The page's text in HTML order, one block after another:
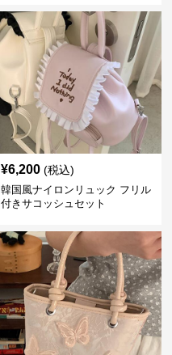
¥6,200 (税込)
韓国風ナイロンリュック フリル
付きサコッシュセット